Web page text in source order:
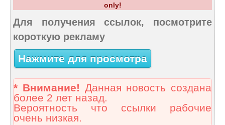
only!
Для получения ссылок, посмотрите
короткую рекламу
Нажмите для просмотра
* Внимание! Данная новость создана
более 2 лет назад.
Вероятность что ссылки рабочие
очень низкая.